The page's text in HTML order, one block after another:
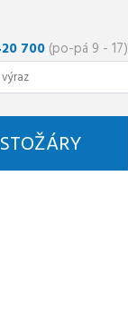
700 (po-pá 9 - 17)